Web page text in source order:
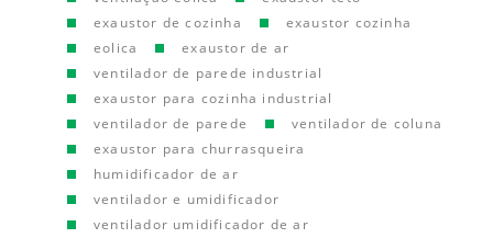
exaustor de cozinha
exaustor cozinha
eolica
exaustor de ar
ventilador de parede industrial
exaustor para cozinha industrial
ventilador de parede
ventilador de coluna
exaustor para churrasqueira
humidificador de ar
ventilador e umidificador
ventilador umidificador de ar